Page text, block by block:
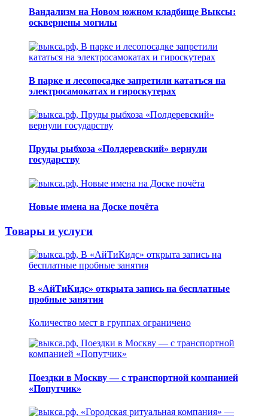
Вандализм на Новом южном кладбище Выксы:
осквернены могилы
В парке и лесопосадке запретили кататься на
электросамокатах и гироскутерах
Пруды рыбхоза «Полдеревский» вернули
государству
Новые имена на Доске почёта
Товары и услуги
В «АйТиКидс» открыта запись на бесплатные
пробные занятия
Количество мест в группах ограничено
Поездки в Москву — с транспортной компанией
«Попутчик»